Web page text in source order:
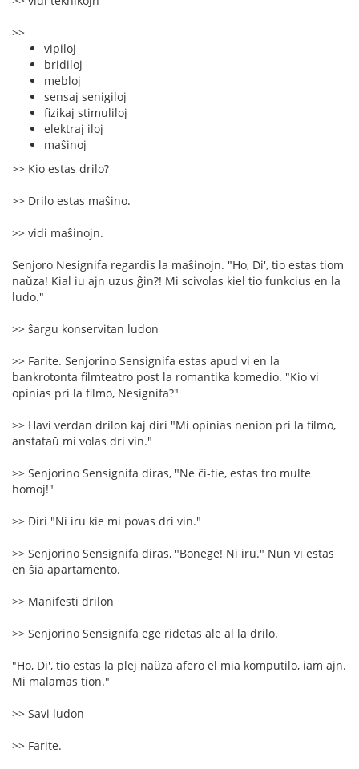
>>
vipiloj
bridiloj
mebloj
sensaj senigiloj
fizikaj stimuliloj
elektraj iloj
maŝinoj
>> Kio estas drilo?
>> Drilo estas maŝino.
>> vidi maŝinojn.
Senjoro Nesignifa regardis la maŝinojn. "Ho, Di', tio estas tiom
naŭza! Kial iu ajn uzus ĝin?! Mi scivolas kiel tio funkcius en la
ludo."
>> ŝargu konservitan ludon
>> Farite. Senjorino Sensignifa estas apud vi en la
bankrotonta filmteatro post la romantika komedio. "Kio vi
opinias pri la filmo, Nesignifa?"
>> Havi verdan drilon kaj diri "Mi opinias nenion pri la filmo,
anstataŭ mi volas dri vin."
>> Senjorino Sensignifa diras, "Ne ĉi-tie, estas tro multe
homoj!"
>> Diri "Ni iru kie mi povas dri vin."
>> Senjorino Sensignifa diras, "Bonege! Ni iru." Nun vi estas
en ŝia apartamento.
>> Manifesti drilon
>> Senjorino Sensignifa ege ridetas ale al la drilo.
"Ho, Di', tio estas la plej naŭza afero el mia komputilo, iam ajn.
Mi malamas tion."
>> Savi ludon
>> Farite.